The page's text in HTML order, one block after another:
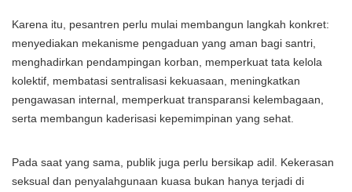
Karena itu, pesantren perlu mulai membangun langkah konkret:
menyediakan mekanisme pengaduan yang aman bagi santri,
menghadirkan pendampingan korban, memperkuat tata kelola
kolektif, membatasi sentralisasi kekuasaan, meningkatkan
pengawasan internal, memperkuat transparansi kelembagaan,
serta membangun kaderisasi kepemimpinan yang sehat.
Pada saat yang sama, publik juga perlu bersikap adil. Kekerasan
seksual dan penyalahgunaan kuasa bukan hanya terjadi di